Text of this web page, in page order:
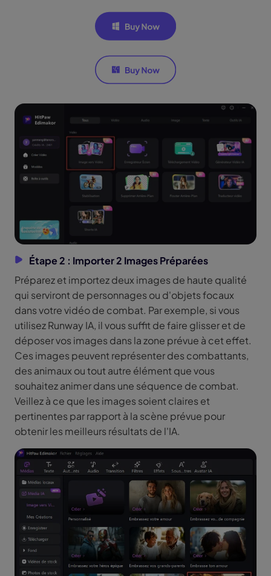
Étape 2 : Importer 2 Images Préparées
Préparez et importez deux images de haute qualité
qui serviront de personnages ou d'objets focaux
dans votre vidéo de combat. Par exemple, si vous
utilisez Runway IA, il vous suffit de faire glisser et de
déposer vos images dans la zone prévue à cet effet.
Ces images peuvent représenter des combattants,
des animaux ou tout autre élément que vous
souhaitez animer dans une séquence de combat.
Veillez à ce que les images soient claires et
pertinentes par rapport à la scène prévue pour
obtenir les meilleurs résultats de l'IA.